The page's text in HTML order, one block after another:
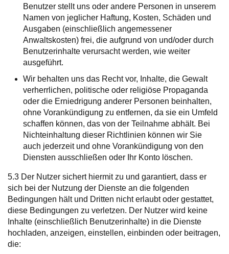
Benutzer stellt uns oder andere Personen in unserem
Namen von jeglicher Haftung, Kosten, Schäden und
Ausgaben (einschließlich angemessener
Anwaltskosten) frei, die aufgrund von und/oder durch
Benutzerinhalte verursacht werden, wie weiter
ausgeführt.
Wir behalten uns das Recht vor, Inhalte, die Gewalt
verherrlichen, politische oder religiöse Propaganda
oder die Erniedrigung anderer Personen beinhalten,
ohne Vorankündigung zu entfernen, da sie ein Umfeld
schaffen können, das von der Teilnahme abhält. Bei
Nichteinhaltung dieser Richtlinien können wir Sie
auch jederzeit und ohne Vorankündigung von den
Diensten ausschließen oder Ihr Konto löschen.
5.3 Der Nutzer sichert hiermit zu und garantiert, dass er
sich bei der Nutzung der Dienste an die folgenden
Bedingungen hält und Dritten nicht erlaubt oder gestattet,
diese Bedingungen zu verletzen. Der Nutzer wird keine
Inhalte (einschließlich Benutzerinhalte) in die Dienste
hochladen, anzeigen, einstellen, einbinden oder beitragen,
die: